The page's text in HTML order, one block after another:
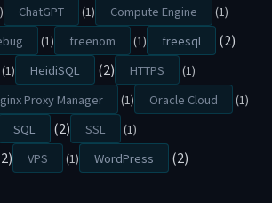
ChatGPT (1) Compute Engine
(1)
(1) freenom (1) freesql (2)
(1) HeidiSQL (2) HTTPS
(1)
Proxy Manager (1) Oracle Cloud
(1)
SQL (2) SSL
(1)
VPS (1) WordPress (2)